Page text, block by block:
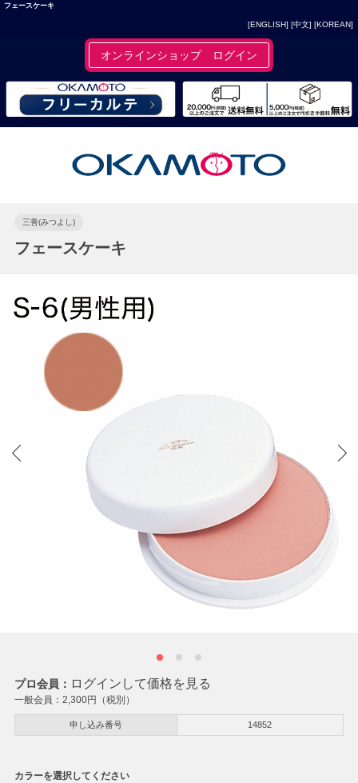
フェースケーキ
[ENGLISH] [中文] [KOREAN]
オンラインショップ ログイン
三善(みつよし)
フェースケーキ
プロ会員： ログインして価格を見る
一般会員： 2,300円（税別）
申し込み番号 14852
カラーを選択してください